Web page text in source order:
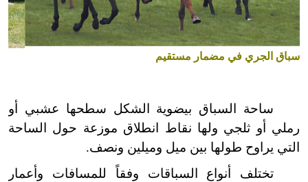
سباق الجري في مضمار مستقيم
ساحة السباق بيضوية الشكل سطحها عشبي أو
رملي أو ثلجي ولها نقاط انطلاق موزعة حول الساحة
التي يراوح طولها بين ميل وميلين ونصف.
تختلف أنواع السباقات وفقاً للمسافات وأعمار